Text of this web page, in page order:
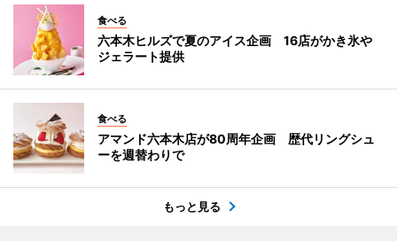
食べる
六本木ヒルズで夏のアイス企画 16店がかき氷や
ジェラート提供
食べる
アマンド六本木店が80周年企画 歴代リングシュ
ーを週替わりで
もっと見る